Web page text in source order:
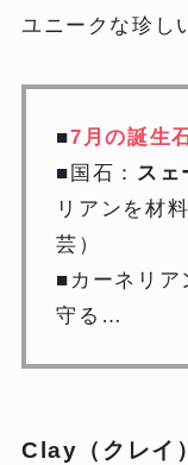
ユニークな珍し
■7月の誕生
■国石： スェ
リアンを材
芸）
■カーネリア
守る…
Clay（クレイ